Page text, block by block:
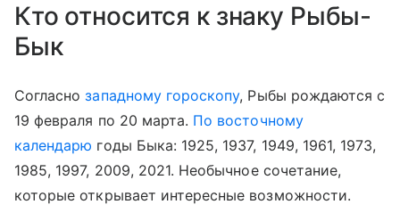
Кто относится к знаку Рыбы-
Бык
Согласнозападному гороскопу, Рыбы рождаются с
19 февраля по 20 марта. По восточному
календарю годы Быка: 1925, 1937, 1949, 1961, 1973,
1985, 1997, 2009, 2021. Необычное сочетание,
которые открывает интересные возможности.